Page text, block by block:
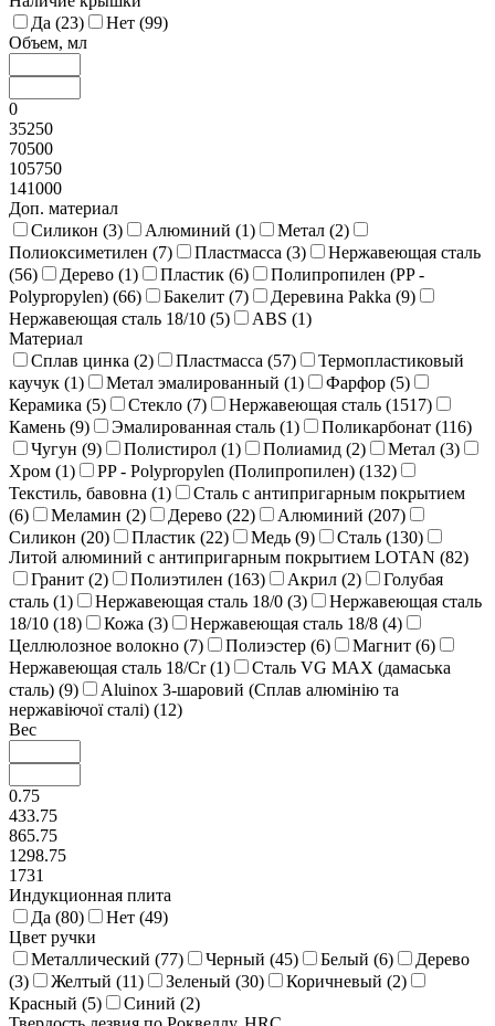
Да (23) Нет (99)
Объем, мл
0
35250
70500
105750
141000
Доп. материал
Силикон (3) Алюминий (1) Метал (2)
Полиоксиметилен (7) Пластмасса (3)
Нержавеющая сталь
(56) Дерево (1) Пластик (6)
Полипропилен (PP -
Polypropylen) (66) Бакелит (7) Деревина Pakka (9)
Нержавеющая сталь 18/10 (5) ABS (1)
Материал
Сплав цинка (2) Пластмасса (57)
Термопластиковый
каучук (1) Метал эмалированный (1) Фарфор (5)
Керамика (5) Стекло (7) Нержавеющая сталь (1517)
Камень (9) Эмалированная сталь (1) Поликарбонат (116)
Чугун (9) Полистирол (1) Полиамид (2) Метал (3)
Хром (1) PP - Polypropylen (Полипропилен) (132)
Текстиль, бавовна (1)
Сталь с антипригарным покрытием
(6) Меламин (2) Дерево (22) Алюминий (207)
Силикон (20) Пластик (22) Медь (9) Сталь (130)
Литой алюминий с антипригарным покрытием LOTAN (82)
Гранит (2) Полиэтилен (163) Акрил (2)
Голубая
сталь (1) Нержавеющая сталь 18/0 (3)
Нержавеющая сталь
18/10 (18) Кожа (3) Нержавеющая сталь 18/8 (4)
Целлюлозное волокно (7) Полиэстер (6) Магнит (6)
Нержавеющая сталь 18/Cr (1)
Сталь VG MAX (дамаська
сталь) (9)
Aluinox 3-шаровий (Сплав алюмінію та
нержавіючої сталі) (12)
Вес
0.75
433.75
865.75
1298.75
1731
Индукционная плита
Да (80) Нет (49)
Цвет ручки
Металлический (77) Черный (45) Белый (6)
Дерево
(3) Желтый (11) Зеленый (30) Коричневый (2)
Красный (5) Синий (2)